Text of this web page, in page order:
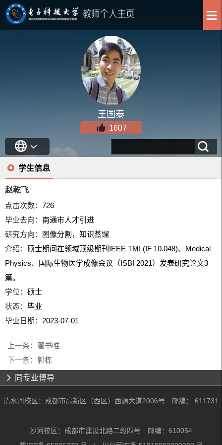
王国泰
1607
学生信息
赵乾飞
点击次数：726
毕业去向：南通市人才引进
研究方向： 图像分割，知识蒸馏
介绍：硕士期间在领域顶级期刊IEEE TMI (IF 10.048)、Medical
Physics、国际生物医学成像会议（ISBI 2021）发表研究论文3
篇。
学位：硕士
状态：毕业
毕业日期： 2023-07-01
上一条： 翟书唯
下一条： 郭栋
同专业博导
清水河校区：成都市高新区（西区）西源大道2006号 邮编： 611731
沙河校区：成都市建设北路二段四号 邮编：610054